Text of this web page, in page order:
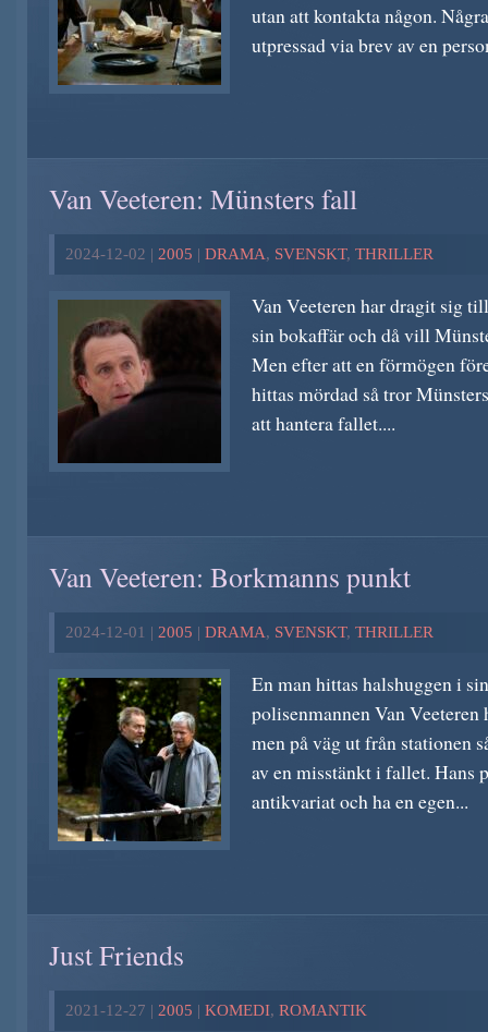
utan att kontakta någon.
utpressad via brev av en
Van Veeteren: Münsters fall
2024-12-02 | 2005 | DRAMA, SVENSKT, THRILLER
Van Veeteren har dragit sig
sin bokaffär och då vill
Men efter att en förmögen
hittas mördad så tror
att hantera fallet....
Van Veeteren: Borkmanns punkt
2024-12-01 | 2005 | DRAMA, SVENSKT, THRILLER
En man hittas halshuggen i
polisenmannen Van
men på väg ut från stationen
av en misstänkt i fallet. Hans
antikvariat och ha en egen...
Just Friends
2021-12-27 | 2005 | KOMEDI, ROMANTIK